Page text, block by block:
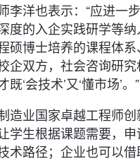
李洋也表示：“应进一
度的入企实践研学等
硕博士培养的课程体
企双方，社会咨询研
‘会技术’又‘懂市场’。”
造业国家卓越工程师
学生根据课题需要，
路径；企业也可以借